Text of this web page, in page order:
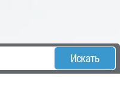
Искать